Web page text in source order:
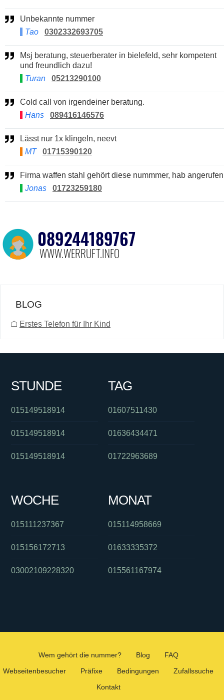
Unbekannte nummer
Tao
0302332693705
Msj beratung, steuerberater in bielefeld, sehr kompetent
und freundlich dazu!
Turan
05213290100
Cold call von irgendeiner beratung.
Hans
089416146576
Lässt nur 1x klingeln, neevt
MT
01715390120
Firma waffen stahl gehört diese nummmer, hab angerufen
Jonas
01723259180
BLOG
☖ Erstes Telefon für Ihr Kind
STUNDE
015149518914
015149518914
015149518914
TAG
01607511430
01636434471
01722963689
WOCHE
015111237367
015156172713
03002109228320
MONAT
015114958669
01633335372
015561167974
Wem gehört die nummer? Blog
FAQ
Webseitenbesucher
Präfixe Bedingungen
Zufallssuche
Kontakt